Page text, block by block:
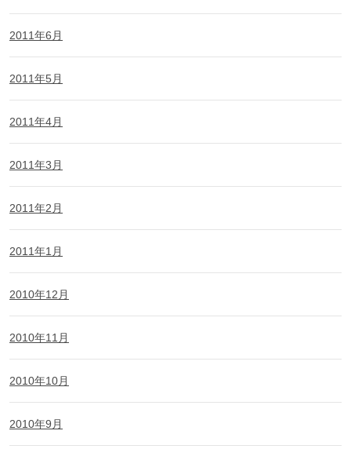
2011年6月
2011年5月
2011年4月
2011年3月
2011年2月
2011年1月
2010年12月
2010年11月
2010年10月
2010年9月